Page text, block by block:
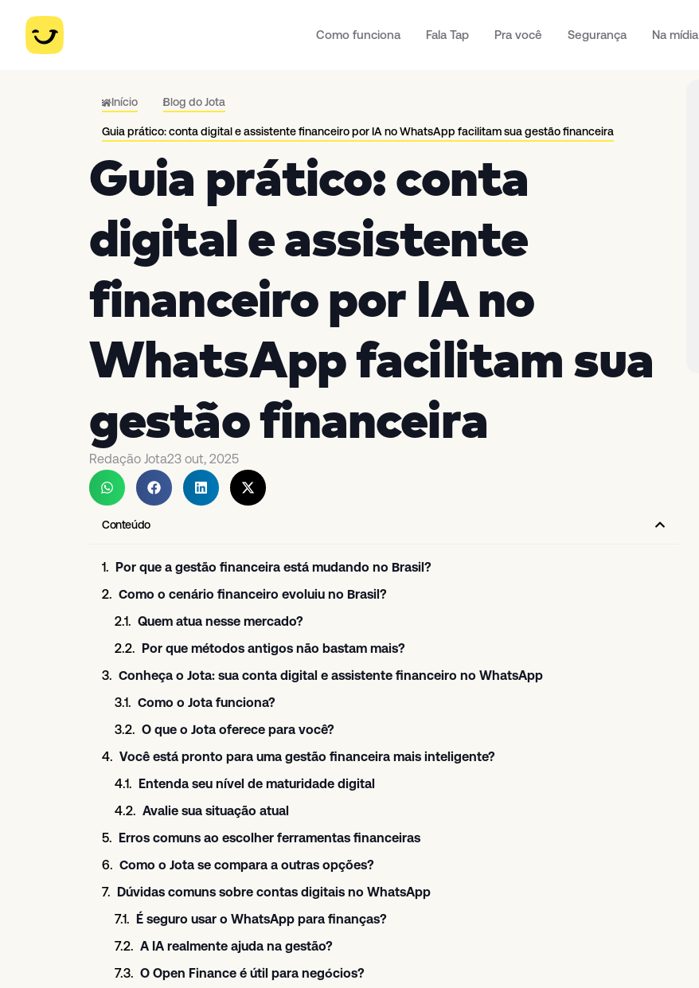
Como funciona Fala Tap Pra você Segurança Na mídia
Início Blog do Jota
Guia prático: conta digital e assistente financeiro por IA no WhatsApp facilitam sua gestão financeira
Guia prático: conta
digital e assistente
financeiro por IA no
WhatsApp facilitam sua
gestão financeira
Redação Jota23 out, 2025
Conteúdo
Por que a gestão financeira está mudando no Brasil?
Como o cenário financeiro evoluiu no Brasil?
Quem atua nesse mercado?
Por que métodos antigos não bastam mais?
Conheça o Jota: sua conta digital e assistente financeiro no WhatsApp
Como o Jota funciona?
O que o Jota oferece para você?
Você está pronto para uma gestão financeira mais inteligente?
Entenda seu nível de maturidade digital
Avalie sua situação atual
Erros comuns ao escolher ferramentas financeiras
Como o Jota se compara a outras opções?
Dúvidas comuns sobre contas digitais no WhatsApp
É seguro usar o WhatsApp para finanças?
A IA realmente ajuda na gestão?
O Open Finance é útil para negócios?